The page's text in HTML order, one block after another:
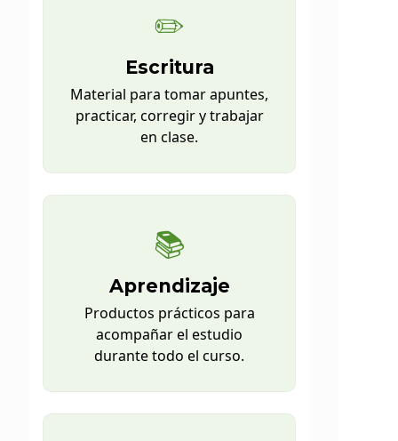
✏️
Escritura
Material para tomar apuntes,
practicar, corregir y trabajar
en clase.
📚
Aprendizaje
Productos prácticos para
acompañar el estudio
durante todo el curso.